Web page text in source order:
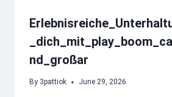
nd_großar
By 3pattiok June 29, 2026